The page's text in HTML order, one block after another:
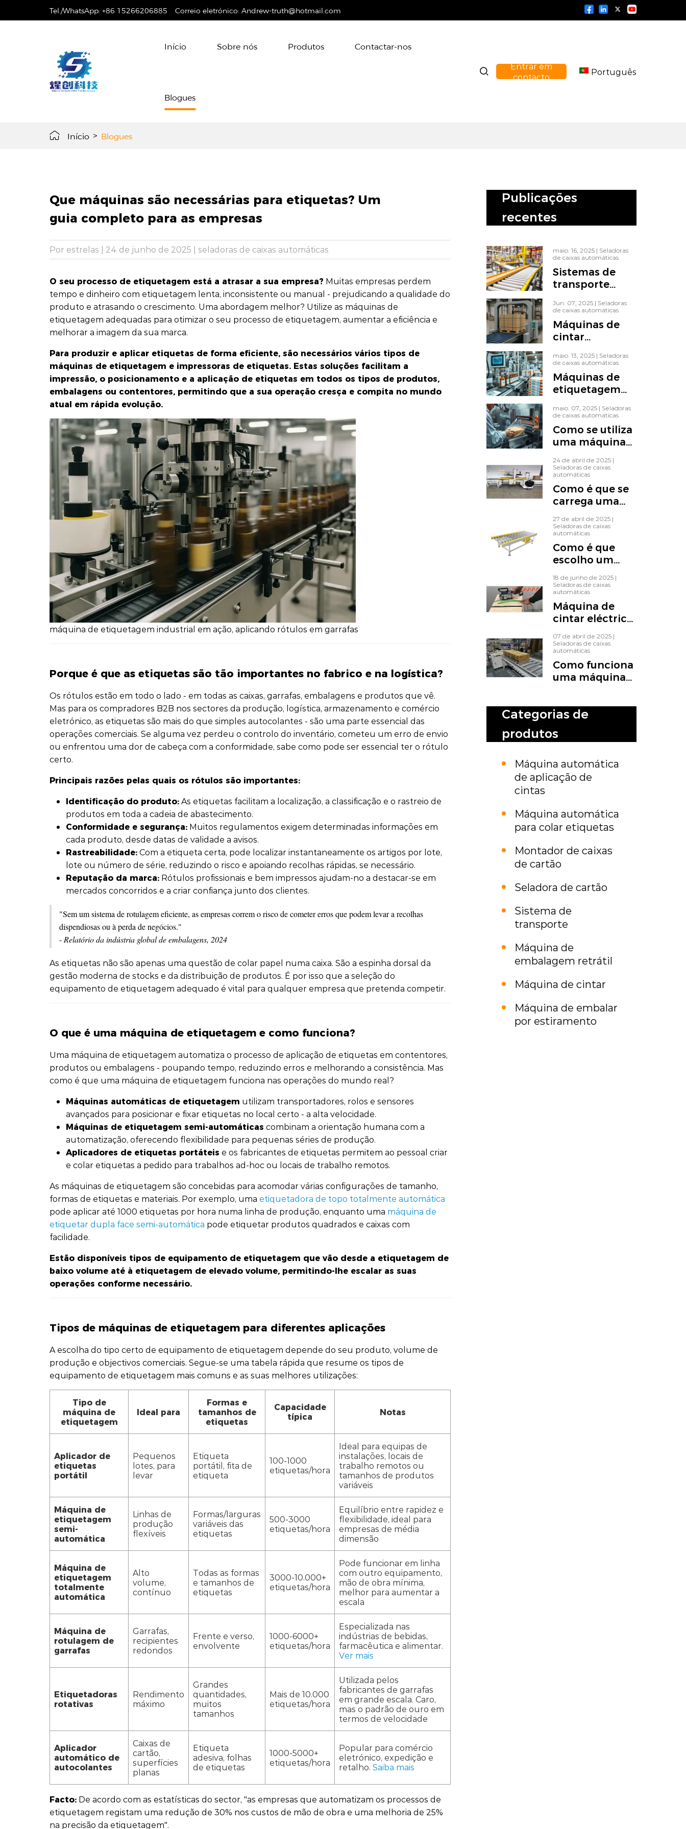
Tel./WhatsApp: +86 15266206885 Correio eletrónico: Andrew-truth@hotmail.com
Início Sobre nós Produtos Contactar-nos
Blogues
Entrar em
contacto
Português
Início > Blogues
Que máquinas são necessárias para etiquetas? Um
guia completo para as empresas
Por estrelas | 24 de junho de 2025 | seladoras de caixas automáticas
O seu processo de etiquetagem está a atrasar a sua empresa? Muitas empresas perdem
tempo e dinheiro com etiquetagem lenta, inconsistente ou manual - prejudicando a qualidade do
produto e atrasando o crescimento. Uma abordagem melhor? Utilize as máquinas de
etiquetagem adequadas para otimizar o seu processo de etiquetagem, aumentar a eficiência e
melhorar a imagem da sua marca.
Para produzir e aplicar etiquetas de forma eficiente, são necessários vários tipos de
máquinas de etiquetagem e impressoras de etiquetas. Estas soluções facilitam a
impressão, o posicionamento e a aplicação de etiquetas em todos os tipos de produtos,
embalagens ou contentores, permitindo que a sua operação cresça e compita no mundo
atual em rápida evolução.
máquina de etiquetagem industrial em ação, aplicando rótulos em garrafas
Porque é que as etiquetas são tão importantes no fabrico e na logística?
Os rótulos estão em todo o lado - em todas as caixas, garrafas, embalagens e produtos que vê.
Mas para os compradores B2B nos sectores da produção, logística, armazenamento e comércio
eletrónico, as etiquetas são mais do que simples autocolantes - são uma parte essencial das
operações comerciais. Se alguma vez perdeu o controlo do inventário, cometeu um erro de envio
ou enfrentou uma dor de cabeça com a conformidade, sabe como pode ser essencial ter o rótulo
certo.
Principais razões pelas quais os rótulos são importantes:
Identificação do produto:As etiquetas facilitam a localização, a classificação e o rastreio de
produtos em toda a cadeia de abastecimento.
Conformidade e segurança: Muitos regulamentos exigem determinadas informações em
cada produto, desde datas de validade a avisos.
Rastreabilidade:Com a etiqueta certa, pode localizar instantaneamente os artigos por lote,
lote ou número de série, reduzindo o risco e apoiando recolhas rápidas, se necessário.
Reputação da marca: Rótulos profissionais e bem impressos ajudam-no a destacar-se em
mercados concorridos e a criar confiança junto dos clientes.
"Sem um sistema de rotulagem eficiente, as empresas correm o risco de cometer erros que podem levar a recolhas
dispendiosas ou à perda de negócios."
- Relatório da indústria global de embalagens, 2024
As etiquetas não são apenas uma questão de colar papel numa caixa. São a espinha dorsal da
gestão moderna de stocks e da distribuição de produtos. É por isso que a seleção do
equipamento de etiquetagem adequado é vital para qualquer empresa que pretenda competir.
O que é uma máquina de etiquetagem e como funciona?
Uma máquina de etiquetagem automatiza o processo de aplicação de etiquetas em contentores,
produtos ou embalagens - poupando tempo, reduzindo erros e melhorando a consistência. Mas
como é que uma máquina de etiquetagem funciona nas operações do mundo real?
Máquinas automáticas de etiquetagem utilizam transportadores, rolos e sensores
avançados para posicionar e fixar etiquetas no local certo - a alta velocidade.
Máquinas de etiquetagem semi-automáticas combinam a orientação humana com a
automatização, oferecendo flexibilidade para pequenas séries de produção.
Aplicadores de etiquetas portáteis e os fabricantes de etiquetas permitem ao pessoal criar
e colar etiquetas a pedido para trabalhos ad-hoc ou locais de trabalho remotos.
As máquinas de etiquetagem são concebidas para acomodar várias configurações de tamanho,
formas de etiquetas e materiais. Por exemplo, uma etiquetadora de topo totalmente automática
pode aplicar até 1000 etiquetas por hora numa linha de produção, enquanto uma máquina de
etiquetar dupla face semi-automática pode etiquetar produtos quadrados e caixas com
facilidade.
Estão disponíveis tipos de equipamento de etiquetagem que vão desde a etiquetagem de
baixo volume até à etiquetagem de elevado volume, permitindo-lhe escalar as suas
operações conforme necessário.
Tipos de máquinas de etiquetagem para diferentes aplicações
A escolha do tipo certo de equipamento de etiquetagem depende do seu produto, volume de
produção e objectivos comerciais. Segue-se uma tabela rápida que resume os tipos de
equipamento de etiquetagem mais comuns e as suas melhores utilizações:
Tipo de
máquina de
etiquetagem
Ideal para
Formas e
tamanhos de
etiquetas
Capacidade
típica Notas
Aplicador de
etiquetas
portátil
Pequenos
lotes, para
levar
Etiqueta
portátil, fita de
etiqueta
100-1000
etiquetas/hora
Ideal para equipas de
instalações, locais de
trabalho remotos ou
tamanhos de produtos
variáveis
Máquina de
etiquetagem
semi-
automática
Linhas de
produção
flexíveis
Formas/larguras
variáveis das
etiquetas
500-3000
etiquetas/hora
Equilíbrio entre rapidez e
flexibilidade, ideal para
empresas de média
dimensão
Máquina de
etiquetagem
totalmente
automática
Alto
volume,
contínuo
Todas as formas
e tamanhos de
etiquetas
3000-10.000+
etiquetas/hora
Pode funcionar em linha
com outro equipamento,
mão de obra mínima,
melhor para aumentar a
escala
Máquina de
rotulagem de
garrafas
Garrafas,
recipientes
redondos
Frente e verso,
envolvente
1000-6000+
etiquetas/hora
Especializada nas
indústrias de bebidas,
farmacêutica e alimentar.
Ver mais
Etiquetadoras
rotativas
Rendimento
máximo
Grandes
quantidades,
muitos
tamanhos
Mais de 10.000
etiquetas/hora
Utilizada pelos
fabricantes de garrafas
em grande escala. Caro,
mas o padrão de ouro em
termos de velocidade
Aplicador
automático de
autocolantes
Caixas de
cartão,
superfícies
planas
Etiqueta
adesiva, folhas
de etiquetas
1000-5000+
etiquetas/hora
Popular para comércio
eletrónico, expedição e
retalho. Saiba mais
Facto: De acordo com as estatísticas do sector, "as empresas que automatizam os processos de
etiquetagem registam uma redução de 30% nos custos de mão de obra e uma melhoria de 25%
na precisão da etiquetagem".
Publicações
recentes
maio. 16, 2025 | Seladoras
de caixas automáticas
Sistemas de
transporte
O Guia
Definitivo para
Embalagens
Inteligentes
para a Fábrica
Moderna
Jun. 07, 2025 | Seladoras
de caixas automáticas
Máquinas de
cintar
é que as linhas
de embalagem
inteligentes de
hoje em dia
contam
sempre com a
cinta correta
maio. 13, 2025 | Seladoras
de caixas automáticas
Máquinas de
etiquetagem
Tornar a
embalagem
mais
inteligente,
mais rápida e
mais fiável
maio. 07, 2025 | Seladoras
de caixas automáticas
Como se utiliza
uma máquina
24 de abril de 2025 |
Seladoras de caixas
automáticas
Como é que se
carrega uma
máquina de
cintar?
27 de abril de 2025 |
Seladoras de caixas
automáticas
Como é que
escolho um
transportador?
18 de junho de 2025 |
Seladoras de caixas
automáticas
Máquina de
cintar eléctrica:
A solução
definitiva para
uma
embalagem
rápida, fiável e
07 de abril de 2025 |
Seladoras de caixas
automáticas
Como funciona
uma máquina
Categorias de
produtos
Máquina automática
de aplicação de
cintas
Máquina automática
para colar etiquetas
Montador de caixas
de cartão
Seladora de cartão
Sistema de
transporte
Máquina de
embalagem retrátil
Máquina de cintar
Máquina de embalar
por estiramento